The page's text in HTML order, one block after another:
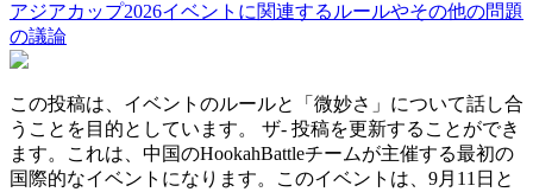
アジアカップ2026イベントに関連するルールやその他の問題
の議論
この投稿は、イベントのルールと「微妙さ」について話し合
うことを目的としています。 ザ- 投稿を更新することができ
ます。これは、中国のHookahBattleチームが主催する最初の
国際的なイベントになります。このイベントは、9月11日と